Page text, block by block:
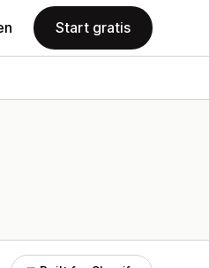
Start gratis